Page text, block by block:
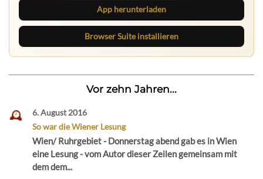
App herunterladen
Browser Suite installieren
Vor zehn Jahren...
6. August 2016
So war die Wiener Lesung
Wien/ Ruhrgebiet - Donnerstag abend gab es in Wien
eine Lesung - vom Autor dieser Zeilen gemeinsam mit
dem dem...